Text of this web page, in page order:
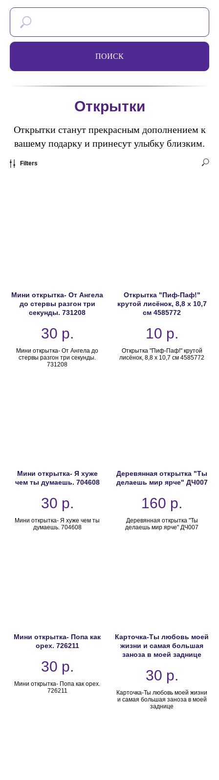
ПОИСК
Открытки
Открытки станут прекрасным дополнением к
вашему подарку и принесут улыбку близким.
Filters
Мини открытка- От Ангела
до стервы разгон три
секунды. 731208
30 р.
Мини открытка- От Ангела до
стервы разгон три секунды.
731208
Открытка "Пиф-Паф!"
крутой лисёнок, 8,8 х 10,7
см 4585772
10 р.
Открытка "Пиф-Паф!" крутой
лисёнок, 8,8 х 10,7 см 4585772
Мини открытка- Я хуже
чем ты думаешь. 704608
30 р.
Мини открытка- Я хуже чем ты
думаешь. 704608
Деревянная открытка "Ты
делаешь мир ярче" ДЧ007
160 р.
Деревянная открытка "Ты
делаешь мир ярче" ДЧ007
Мини открытка- Попа как
орех. 726211
30 р.
Мини открытка- Попа как орех.
726211
Карточка-Ты любовь моей
жизни и самая большая
заноза в моей заднице
30 р.
Карточка-Ты любовь моей жизни
и самая большая заноза в моей
заднице